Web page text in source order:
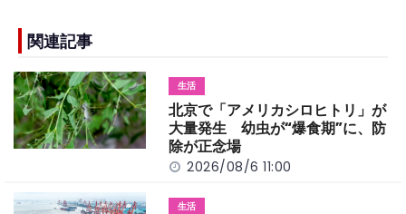
e
b
o
o
k
n
k
関連記事
生活
北京で「アメリカシロヒトリ」が
大量発生 幼虫が“爆食期”に、防
除が正念場
2026/08/6 11:00
生活